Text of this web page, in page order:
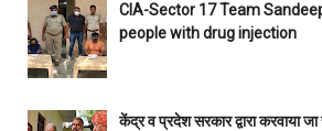
CIA-Sector 17 Team
people with drug injection
केंद्र व प्रदेश सरकार द्वारा करवाया